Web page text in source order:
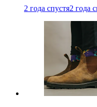
2 года спустя2 года